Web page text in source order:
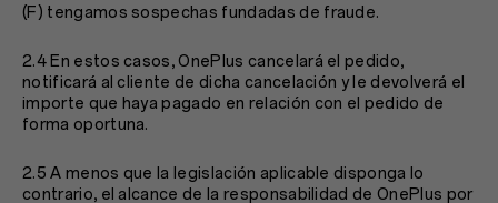
(F) tengamos sospechas fundadas de fraude.
2.4 En estos casos, OnePlus cancelará el pedido,
notificará al cliente de dicha cancelación y le devolverá el
importe que haya pagado en relación con el pedido de
forma oportuna.
2.5 A menos que la legislación aplicable disponga lo
contrario, el alcance de la responsabilidad de OnePlus por